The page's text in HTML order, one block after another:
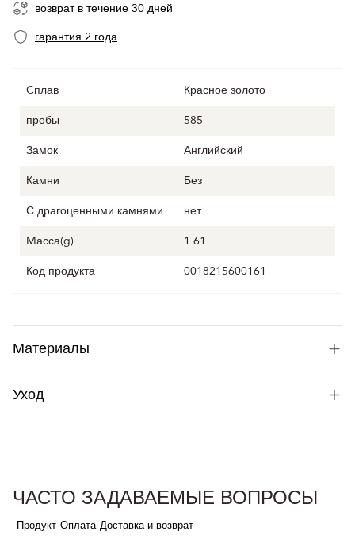
возврат в течение 30 дней
гарантия 2 года
Cплав
Красное золото
пробы
585
Замок
Английский
Камни
Без
С драгоценными камнями
нет
Mасса(g)
1.61
Код продукта
0018215600161
Материалы
Уход
ЧАСТО ЗАДАВАЕМЫЕ ВОПРОСЫ
Продукт Оплата Доставка и возврат